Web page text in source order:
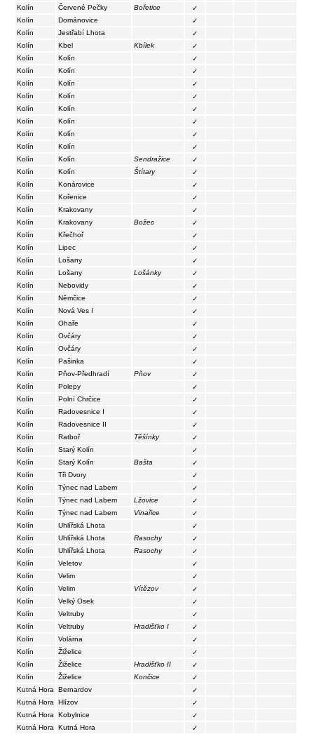
Kolín
Červené Pečky Bořetice
✓
Kolín
Dománovice
✓
Kolín
Jestřabí Lhota
✓
Kolín
Kbel Kbílek
✓
Kolín
Kolín
✓
Kolín
Kolín
✓
Kolín
Kolín
✓
Kolín
Kolín
✓
Kolín
Kolín
✓
Kolín
Kolín
✓
Kolín
Kolín
✓
Kolín
Kolín
✓
Kolín
Kolín Sendražice
✓
Kolín
Kolín Štítary
✓
Kolín
Konárovice
✓
Kolín
Kořenice
✓
Kolín
Krakovany
✓
Kolín
Krakovany Božec
✓
Kolín
Křečhoř
✓
Kolín
Lipec
✓
Kolín
Lošany
✓
Kolín
Lošany Lošánky
✓
Kolín
Nebovidy
✓
Kolín
Němčice
✓
Kolín
Nová Ves I
✓
Kolín
Ohaře
✓
Kolín
Ovčáry
✓
Kolín
Ovčáry
✓
Kolín
Pašinka
✓
Kolín
Pňov-Předhradí Pňov
✓
Kolín
Polepy
✓
Kolín
Polní Chrčice
✓
Kolín
Radovesnice I
✓
Kolín
Radovesnice II
✓
Kolín
Ratboř Těšínky
✓
Kolín
Starý Kolín
✓
Kolín
Starý Kolín Bašta
✓
Kolín
Tři Dvory
✓
Kolín
Týnec nad Labem
✓
Kolín
Týnec nad Labem Lžovice
✓
Kolín
Týnec nad Labem Vinařice
✓
Kolín
Uhlířská Lhota
✓
Kolín
Uhlířská Lhota Rasochy
✓
Kolín
Uhlířská Lhota Rasochy
✓
Kolín
Veletov
✓
Kolín
Velim
✓
Kolín
Velim Vítězov
✓
Kolín
Velký Osek
✓
Kolín
Veltruby
✓
Kolín
Veltruby Hradišťko I
✓
Kolín
Volárna
✓
Kolín
Žiželice
✓
Kolín
Žiželice Hradišťko II
✓
Kolín
Žiželice Končice
✓
Kutná Hora
Bernardov
✓
Kutná Hora
Hlízov
✓
Kutná Hora
Kobylnice
✓
Kutná Hora
Kutná Hora
✓